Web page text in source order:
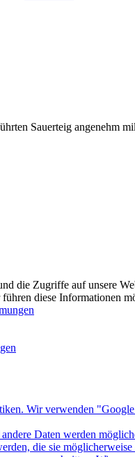
Sauerteig angenehm
die Zugriffe auf unsere
diese Informationen
Wir verwenden
Daten werden
die sie